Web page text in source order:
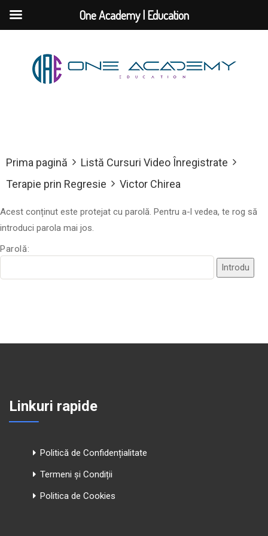
Prima pagină
Listă Cursuri Video Înregistrate
Terapie prin Regresie
Victor Chirea
Acest conținut este protejat cu parolă. Pentru a-l vedea, te rog să
introduci parola mai jos.
Parolă:
Linkuri rapide
Politică de Confidențialitate
Termeni și Condiții
Politica de Cookies
One Academy | Education